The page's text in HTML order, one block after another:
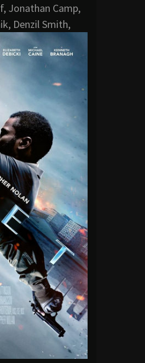
Jonathan Camp,
Denzil Smith,